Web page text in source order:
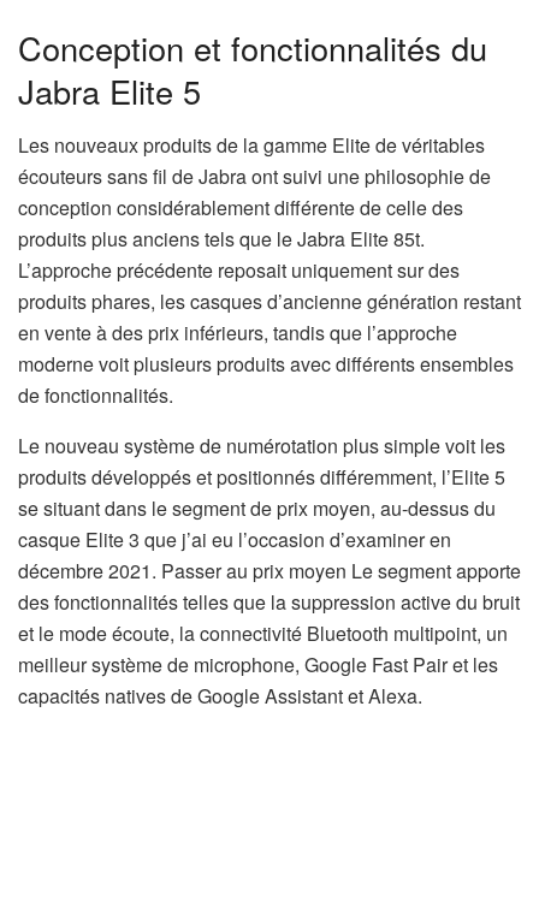
Conception et fonctionnalités du
Jabra Elite 5
Les nouveaux produits de la gamme Elite de véritables
écouteurs sans fil de Jabra ont suivi une philosophie de
conception considérablement différente de celle des
produits plus anciens tels que le Jabra Elite 85t.
L’approche précédente reposait uniquement sur des
produits phares, les casques d’ancienne génération restant
en vente à des prix inférieurs, tandis que l’approche
moderne voit plusieurs produits avec différents ensembles
de fonctionnalités.
Le nouveau système de numérotation plus simple voit les
produits développés et positionnés différemment, l’Elite 5
se situant dans le segment de prix moyen, au-dessus du
casque Elite 3 que j’ai eu l’occasion d’examiner en
décembre 2021. Passer au prix moyen Le segment apporte
des fonctionnalités telles que la suppression active du bruit
et le mode écoute, la connectivité Bluetooth multipoint, un
meilleur système de microphone, Google Fast Pair et les
capacités natives de Google Assistant et Alexa.